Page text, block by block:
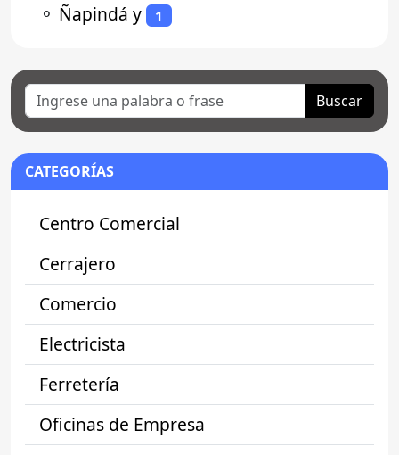
⚬ Ñapindá y 1
Buscar
CATEGORÍAS
Centro Comercial
Cerrajero
Comercio
Electricista
Ferretería
Oficinas de Empresa